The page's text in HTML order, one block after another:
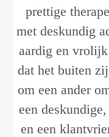
prettige
met deskundig
aardig en
dat het buiten
om een ander
een
en een